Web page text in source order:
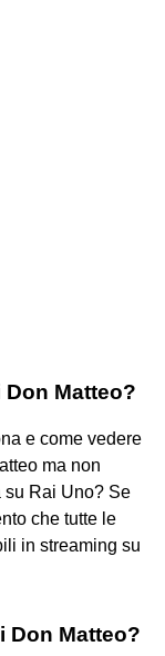
Matteo?
e come vedere
ma non
su Rai Uno? Se
che tutte le
in streaming su
Don Matteo?